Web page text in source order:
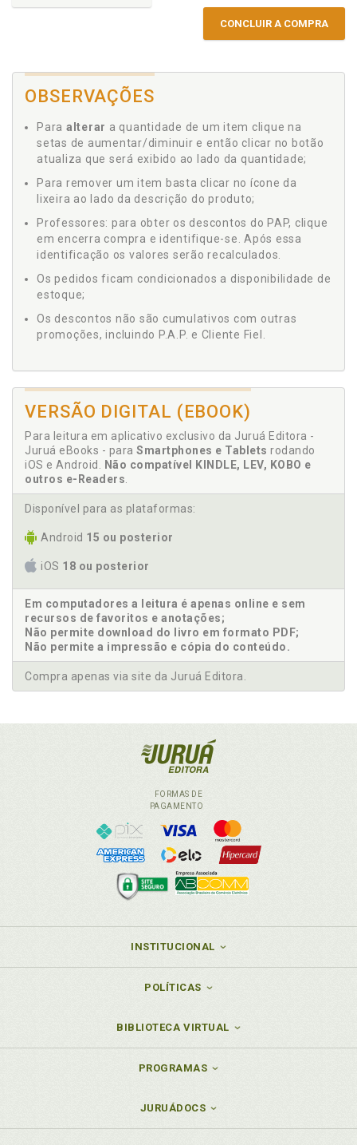
CONCLUIR A COMPRA
OBSERVAÇÕES
Para alterar a quantidade de um item clique na
setas de aumentar/diminuir e então clicar no botão
atualiza que será exibido ao lado da quantidade;
Para remover um item basta clicar no ícone da
lixeira ao lado da descrição do produto;
Professores: para obter os descontos do PAP, clique
em encerra compra e identifique-se. Após essa
identificação os valores serão recalculados.
Os pedidos ficam condicionados a disponibilidade de
estoque;
Os descontos não são cumulativos com outras
promoções, incluindo P.A.P. e Cliente Fiel.
VERSÃO DIGITAL (EBOOK)
Para leitura em aplicativo exclusivo da Juruá Editora -
Juruá eBooks - para Smartphones e Tablets rodando
iOS e Android.
Não compatível KINDLE, LEV, KOBO e
outros e-Readers
Disponível para as plataformas:
Android 15 ou posterior
iOS 18 ou posterior
Em computadores a leitura é apenas online e sem
recursos de favoritos e anotações;
Não permite download do livro em formato PDF;
Não permite a impressão e cópia do conteúdo.
Compra apenas via site da Juruá Editora.
FORMAS DE
PAGAMENTO
INSTITUCIONAL
POLÍTICAS
BIBLIOTECA VIRTUAL
PROGRAMAS
JURUÁDOCS